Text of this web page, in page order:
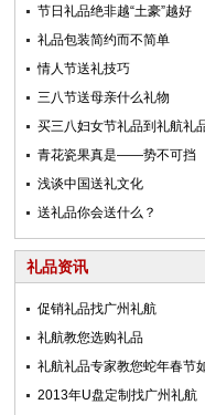
节日礼品绝非越“土豪”越好
礼品包装简约而不简单
情人节送礼技巧
三八节送母亲什么礼物
买三八妇女节礼品到礼航礼
青花瓷果真是——势不可挡
浅谈中国送礼文化
送礼品你会送什么？
礼品资讯
促销礼品找广州礼航
礼航教您选购礼品
礼航礼品专家教您蛇年春节
2013年U盘定制找广州礼航